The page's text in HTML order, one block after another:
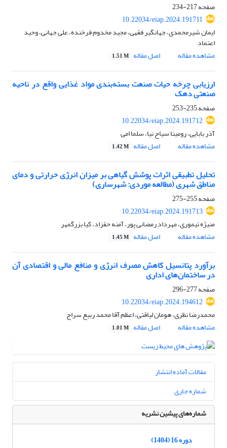
صفحه217-234
10.22034/eiap.2024.191711
ایمان شیرمحمدی، جهانگیر فقهی، مجید مخدوم فرخنده، علی جهانی، وحید
اعتماد
مشاهده مقاله
اصل مقاله 1.51 M
ارزیابی چرخه حیات صنعت بسته‌بندی مواد غذایی واقع در ناحیه
صنعتی دهک
صفحه235-253
10.22034/eiap.2024.191712
آذر بابایی، رومینا سیاح نیا، سلما امی
مشاهده مقاله
اصل مقاله 1.42 M
تحلیل تطبیقی اثرات پوشش گیاهی بر میزان انرژی حرارتی و دمای
مناطق شهری (مطالعه موردی: شهرساری)
صفحه255-275
10.22034/eiap.2024.191713
منیژه تیموری، مهرداد رمضانی پور، آمنه حقزاد، کیا بزرگمهر
مشاهده مقاله
اصل مقاله 1.45 M
برآورد پتانسیل کاهش مصرف انرژی و منافع مالی و اقتصادی آن
در ساختمان‌‌های اداری
صفحه277-296
10.22034/eiap.2024.194612
محمدرضا نظری، هومان لیاقتی، اعظم آقا محمد ربیع سراج
مشاهده مقاله
اصل مقاله 1.01 M
مقالات آماده انتشار
شماره جاری
شماره‌های پیشین نشریه
دوره 16 (1404)